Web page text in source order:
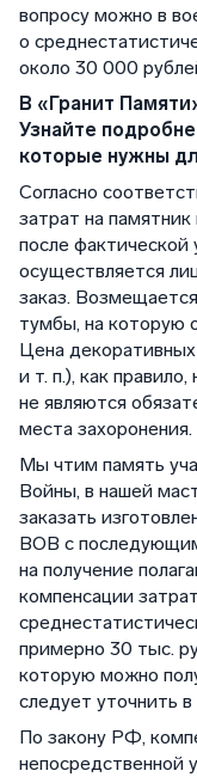
вопросу можно в
о
около 30 000
В «Гранит
Узнайте
которые нужны
Согласно
затрат на
после фактической
осуществляется
заказ.
тумбы, на которую
Цена
и т. п.), как
не являются
места захоронения.
Мы чтим память
Войны, в нашей
заказать
ВОВ с
на получение
компенсации
примерно 30 тыс.
которую можно
следует уточнить
По закону РФ,
непосредственной